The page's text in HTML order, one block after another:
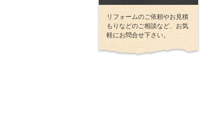
リフォームのご依頼やお見積
もりなどのご相談など、お気
軽にお問合せ下さい。